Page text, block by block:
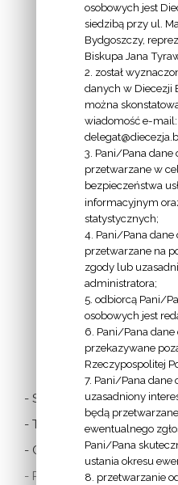
INFORMACJE
Z
EKAI.PL:
INFORMACJE
EPISKOPATU
POLSKI:
LINKI
- Stolica Apostolska
- Twitter Papieża
- Czytania z dnia
- Polska Misja
osobowych jest
siedzibą przy ul.
Bydgoszczy,
Biskupa Jana
2. został
danych w Diecezji
można
wiadomość e-mail:
3. Pani/Pana dane
przetwarzane w
bezpieczeństwa
informacyjnym
statystycznych;
4. Pani/Pana dane
przetwarzane na
zgody lub
administratora;
5. odbiorcą Pani/
osobowych jest
6. Pani/Pana dane
przekazywane
Rzeczypospolitej
7. Pani/Pana dane
uzasadniony
będą
ewentualnego
Pani/Pana
ustania okresu
8. przetwarzanie